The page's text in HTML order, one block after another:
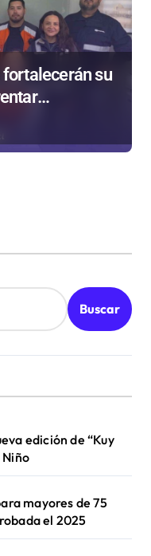
su
Buscar
edición de “Kuy
Niño
mayores de 75
el 2025